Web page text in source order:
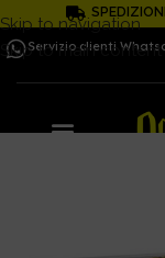
Skip to navigation
Skip to main content
Servizio clienti